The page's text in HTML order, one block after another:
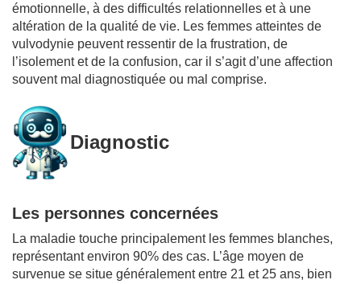
émotionnelle, à des difficultés relationnelles et à une
altération de la qualité de vie. Les femmes atteintes de
vulvodynie peuvent ressentir de la frustration, de
l’isolement et de la confusion, car il s’agit d’une affection
souvent mal diagnostiquée ou mal comprise.
Diagnostic
Les personnes concernées
La maladie touche principalement les femmes blanches,
représentant environ 90% des cas. L’âge moyen de
survenue se situe généralement entre 21 et 25 ans, bien